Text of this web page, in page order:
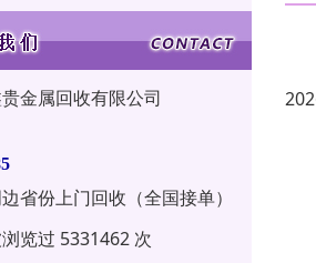
金属回收有限公司
省份上门回收（全国接单）
览过 5331462 次